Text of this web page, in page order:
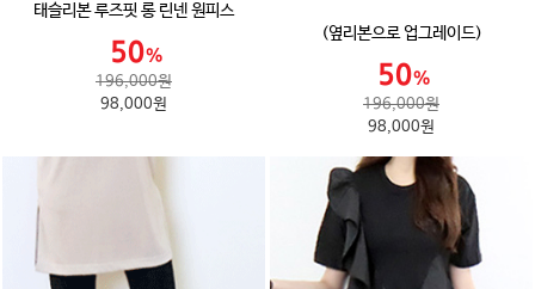
태슬리본 루즈핏 롱 린넨 원피스
196,000원
98,000원
(옆리본으로 업그레이드)
196,000원
98,000원